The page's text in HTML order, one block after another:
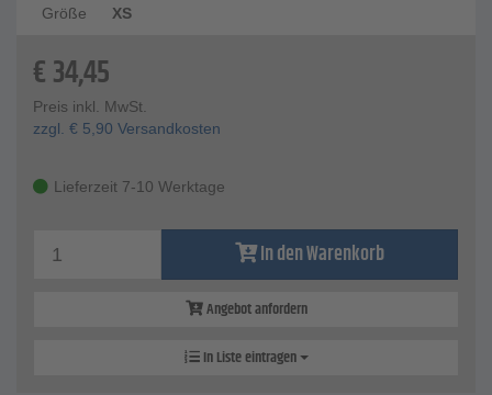
Größe XS
€34,45
Preis inkl. MwSt.
zzgl. € 5,90 Versandkosten
Lieferzeit 7-10 Werktage
In den Warenkorb
Angebot anfordern
In Liste eintragen